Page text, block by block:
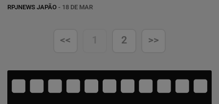
RPJNEWS JAPÃO - 18 DE MAR
<< 1 2 >>